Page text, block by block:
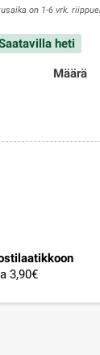
on 1-6 vrk.
heti
Määrä
3,90€